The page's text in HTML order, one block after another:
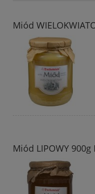
Miód
Miód LIPOWY